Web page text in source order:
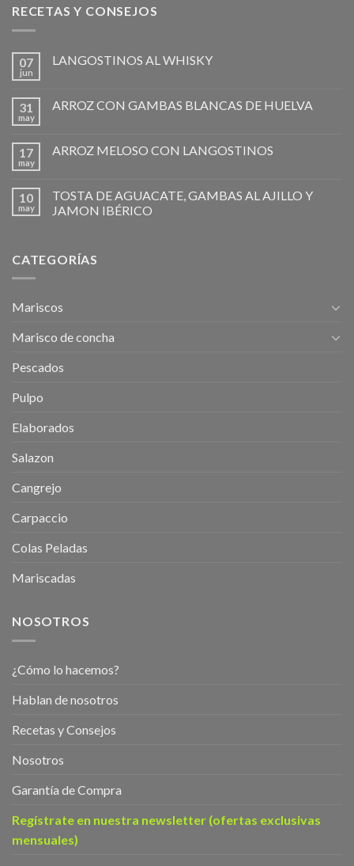
RECETAS Y CONSEJOS
07
jun
LANGOSTINOS AL WHISKY
31
may
ARROZ CON GAMBAS BLANCAS DE HUELVA
17
may
ARROZ MELOSO CON LANGOSTINOS
10
may
TOSTA DE AGUACATE, GAMBAS AL AJILLO Y
JAMON IBÉRICO
CATEGORÍAS
Mariscos
Marisco de concha
Pescados
Pulpo
Elaborados
Salazon
Cangrejo
Carpaccio
Colas Peladas
Mariscadas
NOSOTROS
¿Cómo lo hacemos?
Hablan de nosotros
Recetas y Consejos
Nosotros
Garantía de Compra
Regístrate en nuestra newsletter (ofertas exclusivas
mensuales)